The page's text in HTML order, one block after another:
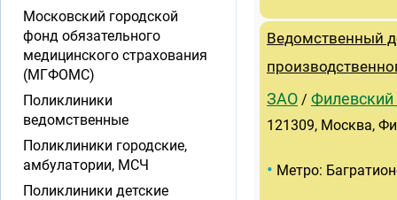
Ведомственный
ЗАО /
121309, Москва,
• Метро:
Московский городской
фонд обязательного
медицинского страхования
(МГФОМС)
Поликлиники
ведомственные
Поликлиники городские,
амбулатории, МСЧ
Поликлиники детские